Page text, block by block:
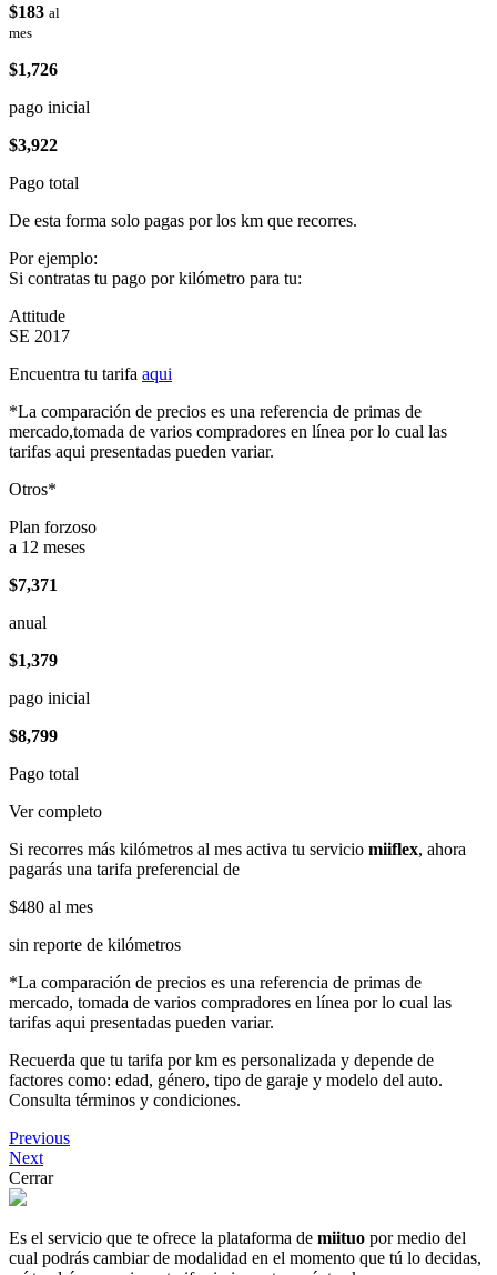
$183 al
mes
$1,726
pago inicial
$3,922
Pago total
De esta forma solo pagas por los km que recorres.
Por ejemplo:
Si contratas tu pago por kilómetro para tu:
Attitude
SE 2017
Encuentra tu tarifa aqui
*La comparación de precios es una referencia de primas de
mercado,tomada de varios compradores en línea por lo cual las
tarifas aqui presentadas pueden variar.
Otros*
Plan forzoso
a 12 meses
$7,371
anual
$1,379
pago inicial
$8,799
Pago total
Ver completo
Si recorres más kilómetros al mes activa tu servicio miiflex, ahora
pagarás una tarifa preferencial de
$480 al mes
sin reporte de kilómetros
*La comparación de precios es una referencia de primas de
mercado, tomada de varios compradores en línea por lo cual las
tarifas aqui presentadas pueden variar.
Recuerda que tu tarifa por km es personalizada y depende de
factores como: edad, género, tipo de garaje y modelo del auto.
Consulta términos y condiciones.
Previous
Next
Cerrar
Es el servicio que te ofrece la plataforma de miituo por medio del
cual podrás cambiar de modalidad en el momento que tú lo decidas,